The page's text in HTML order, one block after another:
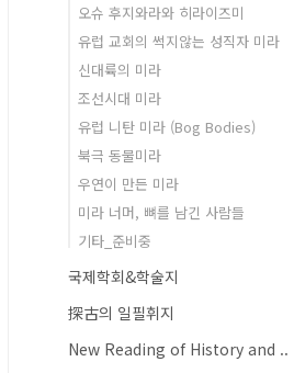
오슈 후지와라와 히라이즈미
유럽 교회의 썩지않는 성직자 미라
신대륙의 미라
조선시대 미라
유럽 니탄 미라 (Bog Bodies)
북극 동물미라
우연이 만든 미라
미라 너머, 뼈를 남긴 사람들
기타_준비중
국제학회&학술지
探古의 일필휘지
New Reading of History and ..